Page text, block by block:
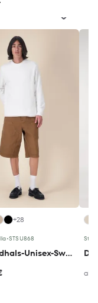
+28
•STSU868
Das Rundhals-Unisex-Sweatshirt
ab